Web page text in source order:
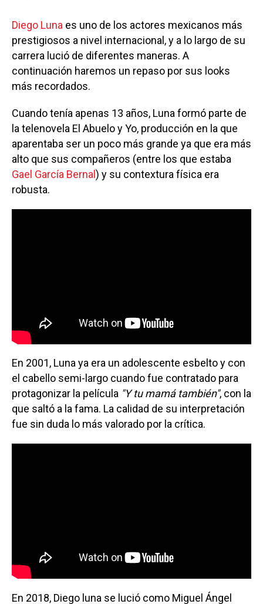
Diego Luna es uno de los actores mexicanos más
prestigiosos a nivel internacional, y a lo largo de su
carrera lució de diferentes maneras. A
continuación haremos un repaso por sus looks
más recordados.
Cuando tenía apenas 13 años, Luna formó parte de
la telenovela El Abuelo y Yo, producción en la que
aparentaba ser un poco más grande ya que era más
alto que sus compañeros (entre los que estaba
Gael García Bernal) y su contextura física era
robusta.
En 2001, Luna ya era un adolescente esbelto y con
el cabello semi-largo cuando fue contratado para
protagonizar la película "Y tu mamá también", con la
que saltó a la fama. La calidad de su interpretación
fue sin duda lo más valorado por la crítica.
En 2018, Diego luna se lució como Miguel Ángel